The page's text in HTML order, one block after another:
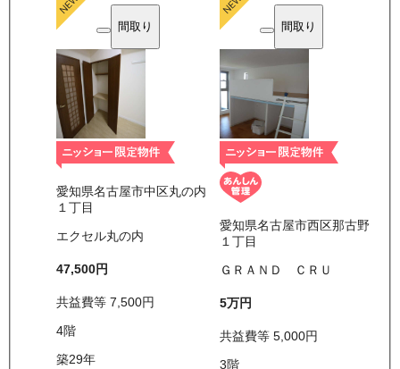
間取り
愛知県名古屋市中区丸の内
１丁目
エクセル丸の内
47,500円
共益費等 7,500円
4階
築29年
間取り
愛知県名古屋市西区那古野
１丁目
ＧＲＡＮＤ ＣＲＵ
5万円
共益費等5,000円
3階